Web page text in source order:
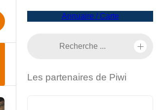
Annuaire / Carte
Les partenaires de Piwi